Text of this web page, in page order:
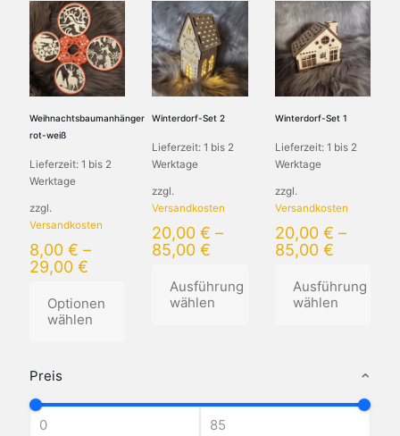
Preis
weist
mehrere
Varianten
auf.
Die
Optionen
können
auf
Produktseite
gewählt
werden
weist
mehrere
Varianten
auf.
Die
Optionen
können
der
Produktseite
gewählt
werden
mehrere
Varianten
auf.
Die
Optionen
können
auf
Produktseite
gewählt
werden
Weihnachtsbaumanhänger
rot-weiß
Lieferzeit: 1 bis 2
Werktage
zzgl.
Versandkosten
8,00 € –
29,00 €
Optionen
wählen
Produkt
mehrere
Varianten
Winterdorf-Set 2
Lieferzeit:1 bis 2
Werktage
zzgl.
Versandkosten
20,00€ –
85,00€
Ausführung
wählen
Varianten
Winterdorf-Set 1
Lieferzeit: 1 bis 2
Werktage
zzgl.
Versandkosten
20,00 € –
85,00 €
Ausführung
wählen
Varianten